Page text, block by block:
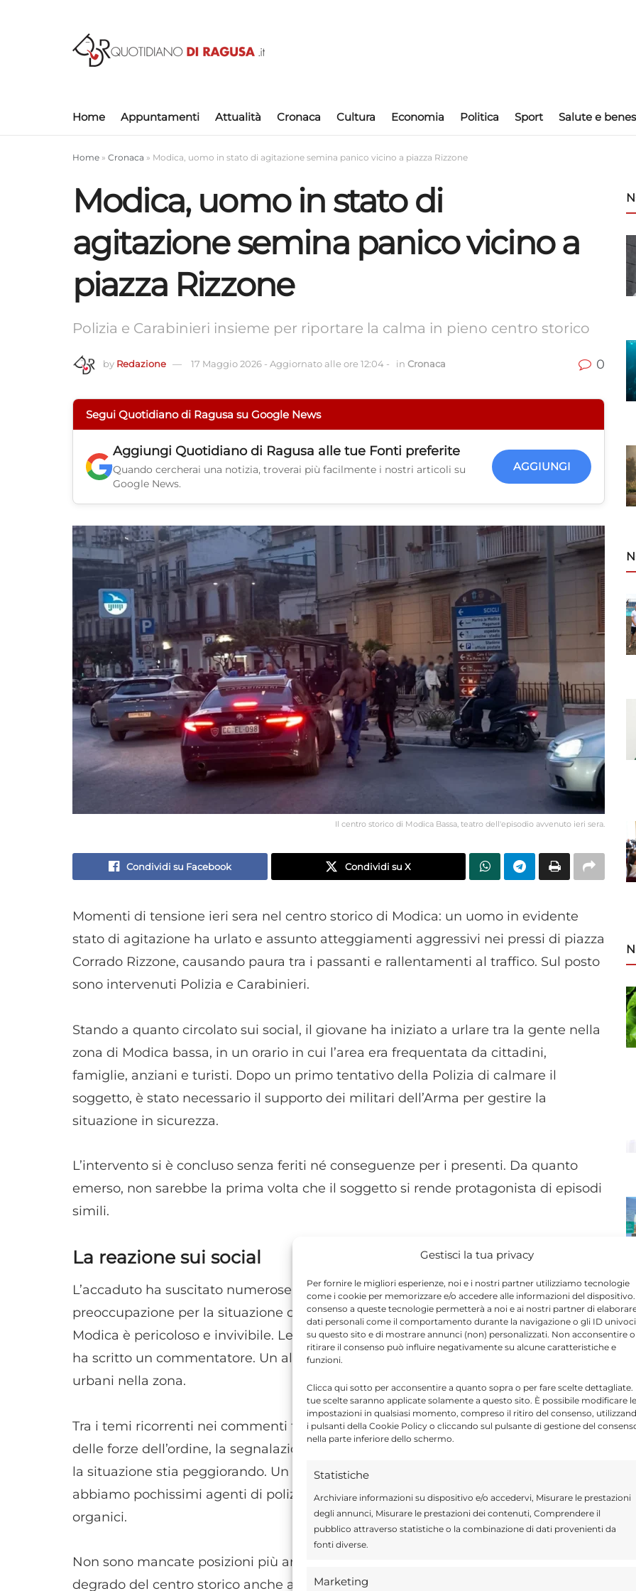
Gestisci la tua privacy
Per fornire le migliori esperienze, noi e i nostri partner utilizziamo tecnologie
come i cookie per memorizzare e/o accedere alle informazioni del
consenso a queste tecnologie permetterà a noi e ai nostri partner di
dati personali come il comportamento durante la navigazione o gli ID univoci
su questo sito e di mostrare annunci (non) personalizzati. Non acconsentire o
ritirare il consenso può influire negativamente su alcune caratteristiche e
funzioni.
Clicca qui sotto per acconsentire a quanto sopra o per fare scelte dettagliate.
tue scelte saranno applicate solamente a questo sito. È possibile modificare le
impostazioni in qualsiasi momento, compreso il ritiro del consenso,
i pulsanti della Cookie Policy o cliccando sul pulsante di gestione del
nella parte inferiore dello schermo.
Statistiche
Archiviare informazioni su dispositivo e/o accedervi, Misurare le prestazioni
degli annunci, Misurare le prestazioni dei contenuti, Comprendere il
pubblico attraverso statistiche o la combinazione di dati provenienti da
fonti diverse.
Marketing
Home Appuntamenti Attualità Cronaca Cultura Economia Politica Sport Salute e
Home » Cronaca » Modica, uomo in stato di agitazione semina panico vicino a piazza Rizzone
Modica, uomo in stato di
agitazione semina panico vicino a
piazza Rizzone
Polizia e Carabinieri insieme per riportare la calma in pieno centro storico
by Redazione 17 Maggio 2026 - Aggiornato alle ore 12:04 - in Cronaca 0
Segui Quotidiano di Ragusa su Google News
Aggiungi Quotidiano di Ragusa alle tue Fonti preferite
Quando cercherai una notizia, troverai più facilmente i nostri articoli su
Google News.
AGGIUNGI
Il centro storico di Modica Bassa, teatro dell'episodio avvenuto ieri sera.
Condividi su Facebook Condividi su X
Momenti di tensione ieri sera nel centro storico di Modica: un uomo in evidente
stato di agitazione ha urlato e assunto atteggiamenti aggressivi nei pressi di piazza
Corrado Rizzone, causando paura tra i passanti e rallentamenti al traffico. Sul posto
sono intervenuti Polizia e Carabinieri.
Stando a quanto circolato sui social, il giovane ha iniziato a urlare tra la gente nella
zona di Modica bassa, in un orario in cui l’area era frequentata da cittadini,
famiglie, anziani e turisti. Dopo un primo tentativo della Polizia di calmare il
soggetto, è stato necessario il supporto dei militari dell’Arma per gestire la
situazione in sicurezza.
L’intervento si è concluso senza feriti né conseguenze per i presenti. Da quanto
emerso, non sarebbe la prima volta che il soggetto si rende protagonista di episodi
simili.
La reazione sui social
L’accaduto ha suscitato numerose reazioni online. Diversi utenti hanno espresso
preoccupazione per la situazione di sicurezza nel centro storico. «Il centro storico a
Modica è pericoloso e invivibile. Le istituzioni dovrebbero trovare una soluzione»,
ha scritto un commentatore. Un altro ha lamentato la scarsa presenza dei vigili
urbani nella zona.
Tra i temi ricorrenti nei commenti figurano la richiesta di una maggiore presenza
delle forze dell’ordine, la segnalazione di episodi di degrado ripetuti e il timore che
la situazione stia peggiorando. Un utente ha scritto che «nel comune di Modica
abbiamo pochissimi agenti di polizia locale attivi», invocando il ripristino degli
organici.
Non sono mancate posizioni più articolate: un commentatore ha collegato il
degrado del centro storico anche all’abbandono dei grandi marchi commerciali e